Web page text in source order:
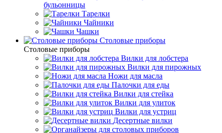
бульонницы
Тарелки
Чайники
Чашки
Cтоловые приборы
Cтоловые приборы
Вилки для лобстера
Вилки для пирожных
Ножи для масла
Палочки для еды
Вилки для стейка
Вилки для улиток
Вилки для устриц
Десертные вилки